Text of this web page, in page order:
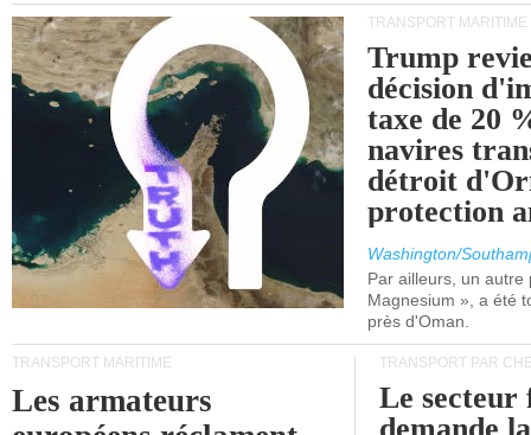
TRANSPORT MARITIME
Trump
décision
taxe de 20
navires
détroit
protection
Washington/
Par ailleurs, un autre
Magnesium », a été
près d'Oman.
TRANSPORT MARITIME
Les armateurs
TRANSPORT PAR
Le